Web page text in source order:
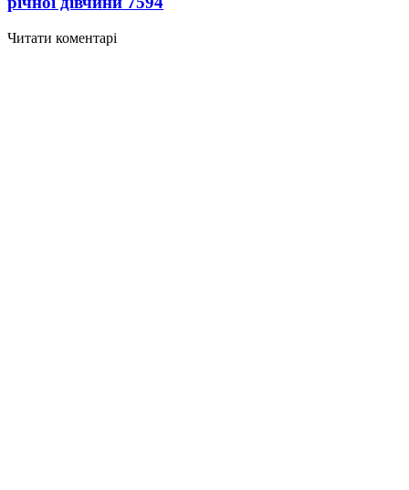
Читати коментарі